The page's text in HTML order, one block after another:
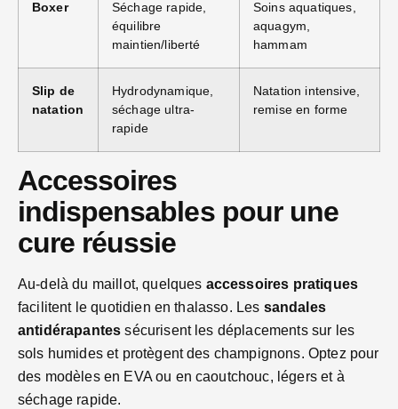
Boxer
Séchage rapide,
équilibre
maintien/liberté
Soins aquatiques,
aquagym,
hammam
Slip de
natation
Hydrodynamique,
séchage ultra-
rapide
Natation intensive,
remise en forme
Accessoires
indispensables pour une
cure réussie
Au-delà du maillot, quelques accessoires pratiques
facilitent le quotidien en thalasso. Les sandales
antidérapantes sécurisent les déplacements sur les
sols humides et protègent des champignons. Optez pour
des modèles en EVA ou en caoutchouc, légers et à
séchage rapide.